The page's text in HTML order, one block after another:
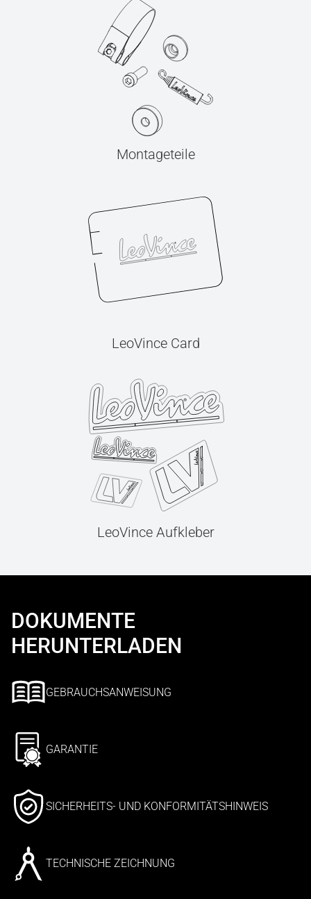
Montageteile
LeoVince Card
LeoVince Aufkleber
DOKUMENTE
HERUNTERLADEN
GEBRAUCHSANWEISUNG
GARANTIE
SICHERHEITS- UND KONFORMITÄTSHINWEIS
TECHNISCHE ZEICHNUNG